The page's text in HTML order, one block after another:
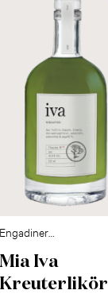
Engadiner
Kräuterlikör
Mia Iva
Kreuterlikör